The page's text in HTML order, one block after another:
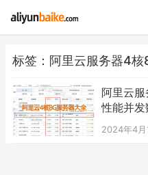
标签：阿里云服务器4核
阿里云
性能并
2024年4月